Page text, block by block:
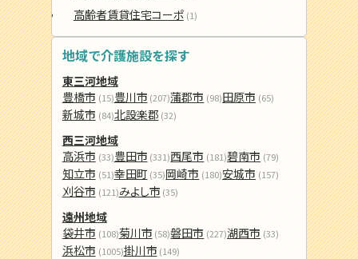
高齢者賃貸住宅コーポ (1)
地域で介護施設を探す
東三河地域
豊橋市 (15)豊川市 (207)蒲郡市 (98)田原市 (65)
新城市 (84)北設楽郡 (32)
西三河地域
高浜市 (33)豊田市 (331)西尾市 (181)碧南市 (79)
知立市 (51)幸田町 (35)岡崎市 (180)安城市 (157)
刈谷市 (121)みよし市 (35)
遠州地域
袋井市 (108)菊川市 (58)磐田市 (227)湖西市 (33)
浜松市 (1005)掛川市 (149)